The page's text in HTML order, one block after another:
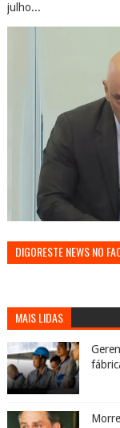
julho...
DIGORESTE NEWS NO
MAIS LIDAS